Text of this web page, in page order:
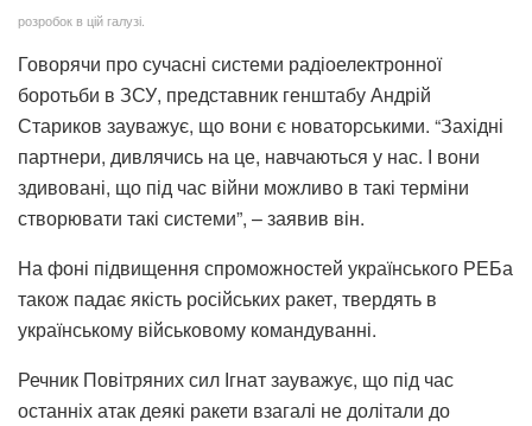
розробок в цій галузі.
Говорячи про сучасні системи радіоелектронної
боротьби в ЗСУ, представник генштабу Андрій
Стариков зауважує, що вони є новаторськими. “Західні
партнери, дивлячись на це, навчаються у нас. І вони
здивовані, що під час війни можливо в такі терміни
створювати такі системи”, – заявив він.
На фоні підвищення спроможностей українського РЕБа
також падає якість російських ракет, твердять в
українському військовому командуванні.
Речник Повітряних сил Ігнат зауважує, що під час
останніх атак деякі ракети взагалі не долітали до